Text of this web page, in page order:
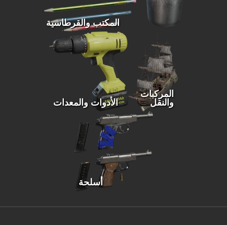
المكتب والقرطاسية
الأدوات والمعدات
المركبات
والنقل
أسلحة